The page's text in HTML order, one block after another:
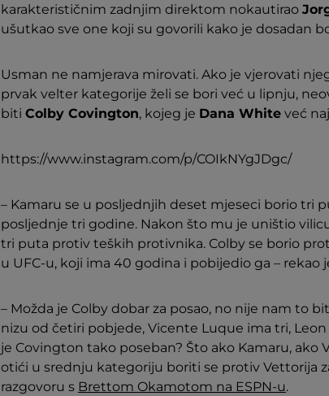
karakterističnim zadnjim direktom nokautirao
ušutkao sve one koji su govorili kako je dosadan
Usman ne namjerava mirovati. Ako je vjerovati
prvak velter kategorije želi se bori već u lipnju,
biti Colby Covington, kojeg je Dana White već
https://www.instagram.com/p/COIkNYgJDgc/
– Kamaru se u posljednjih deset mjeseci borio tri
posljednje tri godine. Nakon što mu je uništio
tri puta protiv teških protivnika. Colby se borio
u UFC-u, koji ima 40 godina i pobijedio ga – rekao
– Možda je Colby dobar za posao, no nije nam to
nizu od četiri pobjede, Vicente Luque ima tri,
je Covington tako poseban? Što ako Kamaru, ako
otići u srednju kategoriju boriti se protiv Vettorija
razgovoru s Brettom Okamotom na ESPN-u.